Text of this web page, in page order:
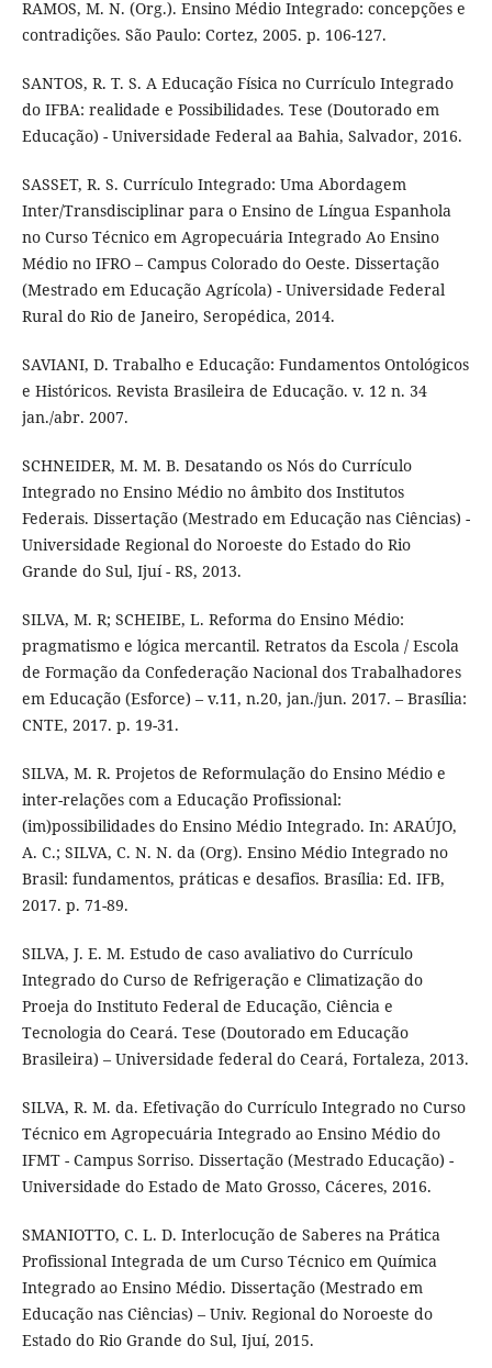
RAMOS, M. N. (Org.). Ensino Médio Integrado: concepções e
contradições. São Paulo: Cortez, 2005. p. 106-127.
SANTOS, R. T. S. A Educação Física no Currículo Integrado
do IFBA: realidade e Possibilidades. Tese (Doutorado em
Educação) - Universidade Federal aa Bahia, Salvador, 2016.
SASSET, R. S. Currículo Integrado: Uma Abordagem
Inter/Transdisciplinar para o Ensino de Língua Espanhola
no Curso Técnico em Agropecuária Integrado Ao Ensino
Médio no IFRO – Campus Colorado do Oeste. Dissertação
(Mestrado em Educação Agrícola) - Universidade Federal
Rural do Rio de Janeiro, Seropédica, 2014.
SAVIANI, D. Trabalho e Educação: Fundamentos Ontológicos
e Históricos. Revista Brasileira de Educação. v. 12 n. 34
jan./abr. 2007.
SCHNEIDER, M. M. B. Desatando os Nós do Currículo
Integrado no Ensino Médio no âmbito dos Institutos
Federais. Dissertação (Mestrado em Educação nas Ciências) -
Universidade Regional do Noroeste do Estado do Rio
Grande do Sul, Ijuí - RS, 2013.
SILVA, M. R; SCHEIBE, L. Reforma do Ensino Médio:
pragmatismo e lógica mercantil. Retratos da Escola / Escola
de Formação da Confederação Nacional dos Trabalhadores
em Educação (Esforce) – v.11, n.20, jan./jun. 2017. – Brasília:
CNTE, 2017. p. 19-31.
SILVA, M. R. Projetos de Reformulação do Ensino Médio e
inter-relações com a Educação Profissional:
(im)possibilidades do Ensino Médio Integrado. In: ARAÚJO,
A. C.; SILVA, C. N. N. da (Org). Ensino Médio Integrado no
Brasil: fundamentos, práticas e desafios. Brasília: Ed. IFB,
2017. p. 71-89.
SILVA, J. E. M. Estudo de caso avaliativo do Currículo
Integrado do Curso de Refrigeração e Climatização do
Proeja do Instituto Federal de Educação, Ciência e
Tecnologia do Ceará. Tese (Doutorado em Educação
Brasileira) – Universidade federal do Ceará, Fortaleza, 2013.
SILVA, R. M. da. Efetivação do Currículo Integrado no Curso
Técnico em Agropecuária Integrado ao Ensino Médio do
IFMT - Campus Sorriso. Dissertação (Mestrado Educação) -
Universidade do Estado de Mato Grosso, Cáceres, 2016.
SMANIOTTO, C. L. D. Interlocução de Saberes na Prática
Profissional Integrada de um Curso Técnico em Química
Integrado ao Ensino Médio. Dissertação (Mestrado em
Educação nas Ciências) – Univ. Regional do Noroeste do
Estado do Rio Grande do Sul, Ijuí, 2015.